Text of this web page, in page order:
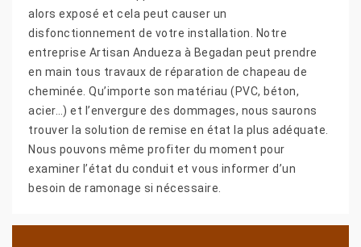
alors exposé et cela peut causer un
disfonctionnement de votre installation. Notre
entreprise Artisan Andueza à Begadan peut prendre
en main tous travaux de réparation de chapeau de
cheminée. Qu’importe son matériau (PVC, béton,
acier…) et l’envergure des dommages, nous saurons
trouver la solution de remise en état la plus adéquate.
Nous pouvons même profiter du moment pour
examiner l’état du conduit et vous informer d’un
besoin de ramonage si nécessaire.